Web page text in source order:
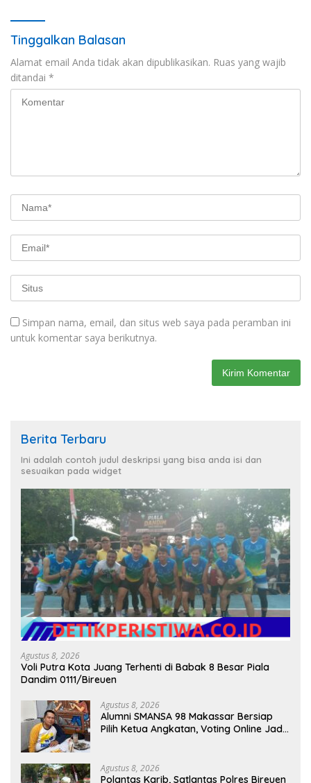
Tinggalkan Balasan
Alamat email Anda tidak akan dipublikasikan. Ruas yang wajib
ditandai *
Simpan nama, email, dan situs web saya pada peramban ini
untuk komentar saya berikutnya.
Berita Terbaru
Ini adalah contoh judul deskripsi yang bisa anda isi dan
sesuaikan pada widget
Agustus 8, 2026
Voli Putra Kota Juang Terhenti di Babak 8 Besar Piala
Dandim 0111/Bireuen
Agustus 8, 2026
Alumni SMANSA 98 Makassar Bersiap
Pilih Ketua Angkatan, Voting Online Jadi
Agustus 8, 2026
Polantas Karib, Satlantas Polres Bireuen